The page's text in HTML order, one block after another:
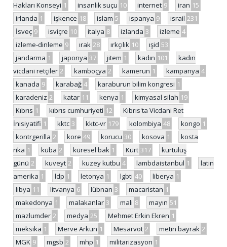
Hakları Konseyi 1 insanlık suçu 10 internet 9 iran 15
irlanda 1 işkence 18 islam 5 ispanya 9 israil 231
İsveç 9 isviçre 10 italya 8 izlanda 3 izleme 4
izleme-dinleme 9 ırak 28 ırkçılık 10 ışid 53
jandarma 1 japonya 37 jitem 1 kadın 101
kadın
vicdani retçiler 2 kamboçya 2 kamerun 1 kampanya 4
kanada 9 karabağ 4 karaburun bilim kongresi 1
karadeniz 2 katar 11 kenya 1 kimyasal silah 19
Kıbrıs 1 kıbrıs cumhuriyeti 12
Kıbrıs'ta Vicdani Ret
İnisiyatifi 1 kktc 3 kktc-vr 179 kolombiya 48 kongo 1
kontrgerilla 2 kore 49 korucu 30 kosova 1
kosta
rika 1 küba 2 küresel bak 1 Kürt 317
kurtuluş
günü 2 kuveyt 2 kuzey kutbu 4 lambdaistanbul 1
latin
amerika 1 ldp 1 letonya 1 lgbti 40 liberya 1
libya 11 litvanya 6 lübnan 3 macaristan 1
makedonya 1 malakanlar 3 mali 8 mayın 51
mazlumder 2 medya 25 Mehmet Erkin Ekren 1
meksika 1 Merve Arkun 1 Mesarvot 2 metin bayrak 2
MGK 9 mgsb 2 mhp 1 militarizasyon 1